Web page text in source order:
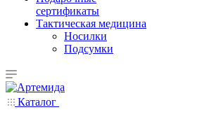
сертификаты
Тактическая медицина
Носилки
Подсумки
Каталог